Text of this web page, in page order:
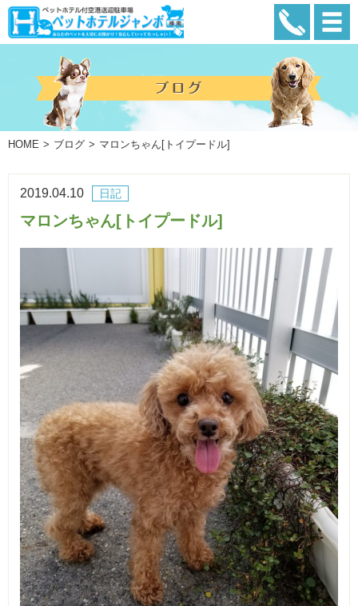
HOME ブログ マロンちゃん[トイプードル]
日記
2019.04.10
マロンちゃん[トイプードル]